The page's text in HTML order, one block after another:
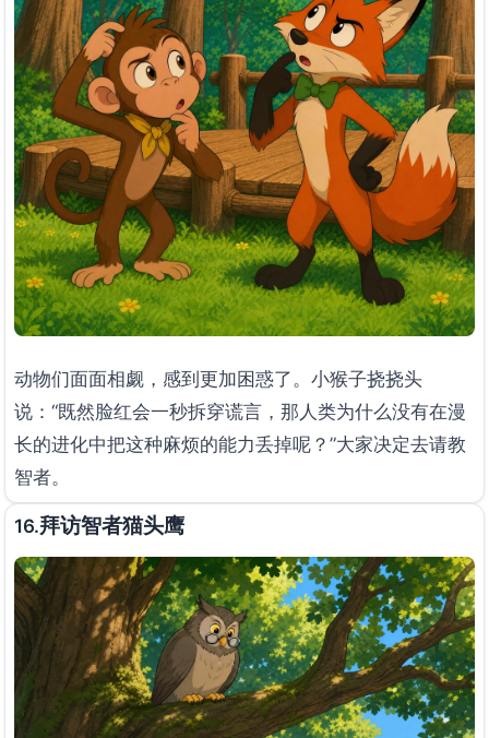
动物们面面相觑，感到更加困惑了。小猴子挠挠头
说：“既然脸红会一秒拆穿谎言，那人类为什么没有在漫
长的进化中把这种麻烦的能力丢掉呢？”大家决定去请教
智者。
16.拜访智者猫头鹰